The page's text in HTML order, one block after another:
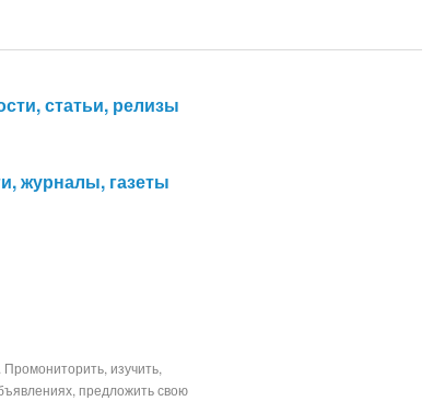
статьи, релизы
журналы, газеты
изучить,
предложить свою